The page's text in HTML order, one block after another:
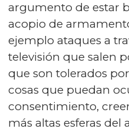
argumento de estar
acopio de
ejemplo ataques a
televisión que salen
que son tolerados
cosas que puedan
consentimiento,
más altas esferas